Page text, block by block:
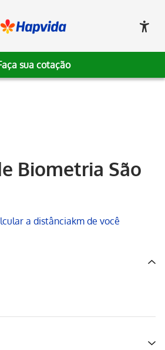
sua cotação
Biometria São
a distânciakm de você